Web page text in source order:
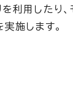
用したり、
施します。